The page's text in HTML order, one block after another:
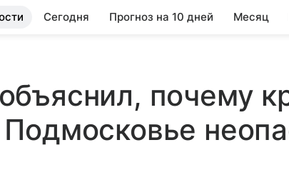
Сегодня Прогноз на 10 дней Месяц
почему
Подмосковье